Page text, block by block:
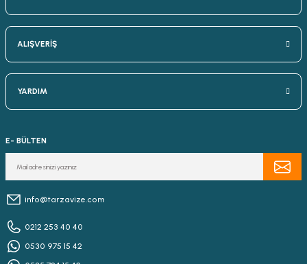
ALIŞVERİŞ
YARDIM
E- BÜLTEN
info@tarzavize.com
0212 253 40 40
0530 975 15 42